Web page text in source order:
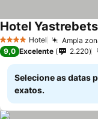
4 EstrelasHotel Ampla
Hotel
9,0 Excelente 2.220
Selecione as datas
exatos.